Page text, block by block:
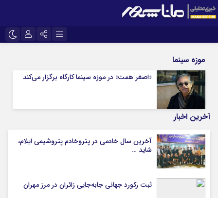
سروش
آپارات
موزه سینما
«اصغر همت» در موزه سینما کارگاه برگزار می‌کند
آخرین اخبار
آخرین سال خادمی در پتروخادم پتروشیمی ایلام،
شاید …
ثبت رکورد جهانی جابه‌جایی زائران در مرز مهران